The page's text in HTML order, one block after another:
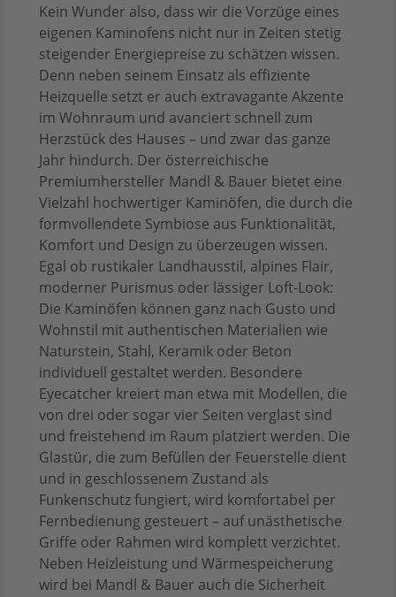
Kein Wunder also, dass wir die Vorzüge eines
eigenen Kaminofens nicht nur in Zeiten stetig
steigender Energiepreise zu schätzen wissen.
Denn neben seinem Einsatz als effiziente
Heizquelle setzt er auch extravagante Akzente
im Wohnraum und avanciert schnell zum
Herzstück des Hauses – und zwar das ganze
Jahr hindurch. Der österreichische
Premiumhersteller Mandl & Bauer bietet eine
Vielzahl hochwertiger Kaminöfen, die durch die
formvollendete Symbiose aus Funktionalität,
Komfort und Design zu überzeugen wissen.
Egal ob rustikaler Landhausstil, alpines Flair,
moderner Purismus oder lässiger Loft-Look:
Die Kaminöfen können ganz nach Gusto und
Wohnstil mit authentischen Materialien wie
Naturstein, Stahl, Keramik oder Beton
individuell gestaltet werden. Besondere
Eyecatcher kreiert man etwa mit Modellen, die
von drei oder sogar vier Seiten verglast sind
und freistehend im Raum platziert werden. Die
Glastür, die zum Befüllen der Feuerstelle dient
und in geschlossenem Zustand als
Funkenschutz fungiert, wird komfortabel per
Fernbedienung gesteuert – auf unästhetische
Griffe oder Rahmen wird komplett verzichtet.
Neben Heizleistung und Wärmespeicherung
wird bei Mandl & Bauer auch die Sicherheit